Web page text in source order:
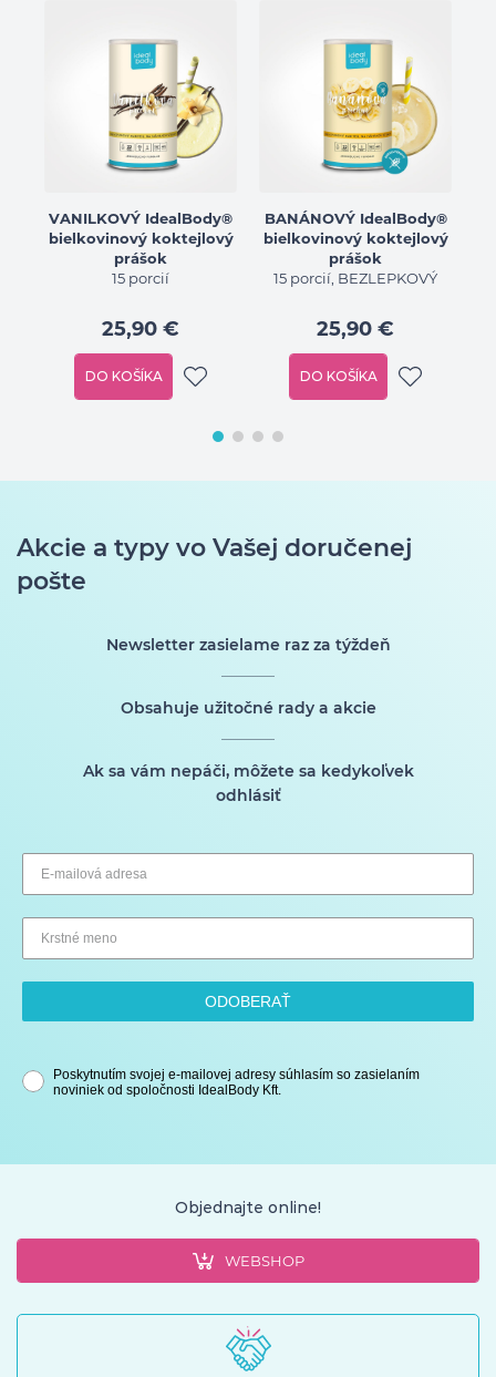
VANILKOVÝ IdealBody®
bielkovinový koktejlový
prášok
15 porcií
25,90 €
DO KOŠÍKA
BANÁNOVÝ IdealBody®
bielkovinový koktejlový
prášok
15 porcií, BEZLEPKOVÝ
25,90 €
DO KOŠÍKA
Akcie a typy vo Vašej doručenej
pošte
Newsletter zasielame raz za týždeň
Obsahuje užitočné rady a akcie
Ak sa vám nepáči, môžete sa kedykoľvek
odhlásiť
ODOBERAŤ
Poskytnutím svojej e-mailovej adresy súhlasím so zasielaním
noviniek od spoločnosti IdealBody Kft.
Objednajte online!
WEBSHOP